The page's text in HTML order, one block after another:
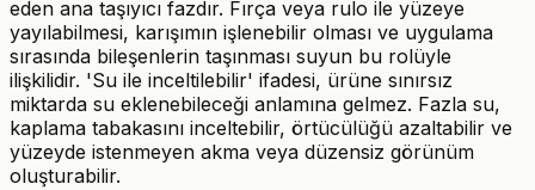
eden ana taşıyıcı fazdır. Fırça veya rulo ile yüzeye
yayılabilmesi, karışımın işlenebilir olması ve uygulama
sırasında bileşenlerin taşınması suyun bu rolüyle
ilişkilidir. 'Su ile inceltilebilir' ifadesi, ürüne sınırsız
miktarda su eklenebileceği anlamına gelmez. Fazla su,
kaplama tabakasını inceltebilir, örtücülüğü azaltabilir ve
yüzeyde istenmeyen akma veya düzensiz görünüm
oluşturabilir.